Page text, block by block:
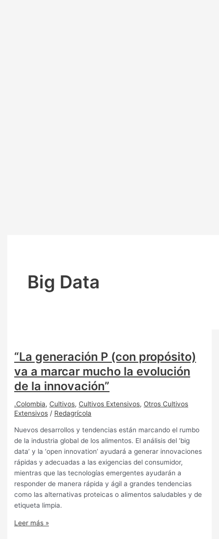
Big Data
“La generación P (con propósito)
va a marcar mucho la evolución
de la innovación”
.Colombia, Cultivos, Cultivos Extensivos, Otros Cultivos
Extensivos / Redagrícola
Nuevos desarrollos y tendencias están marcando el rumbo
de la industria global de los alimentos. El análisis del ‘big
data’ y la ‘open innovation’ ayudará a generar innovaciones
rápidas y adecuadas a las exigencias del consumidor,
mientras que las tecnologías emergentes ayudarán a
responder de manera rápida y ágil a grandes tendencias
como las alternativas proteicas o alimentos saludables y de
etiqueta limpia.
Leer más »